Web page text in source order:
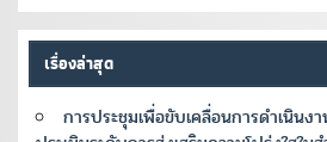
เรื่องล่าสุด
การประชุมเพื่อขับเคลื่อนการดำเนินง